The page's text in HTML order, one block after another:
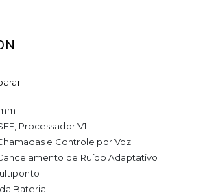
Processador V1
e Controle por Voz
de Ruído Adaptativo
Bateria